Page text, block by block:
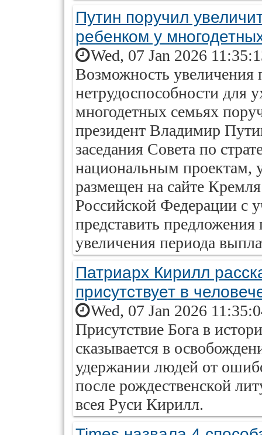
Путин поручил
ребенком у
Wed, 07 Jan 2026
Возможность увеличения
нетрудоспособности для
многодетных семьях
президент Владимир
заседания Совета по
национальным проектам,
размещен на сайте
Российской Федерации с
представить
увеличения периода
Патриарх Кирилл
присутствует в
Wed, 07 Jan 2026
Присутствие Бога в
сказывается в
удержании людей от
после рождественской
всея Руси Кирилл.